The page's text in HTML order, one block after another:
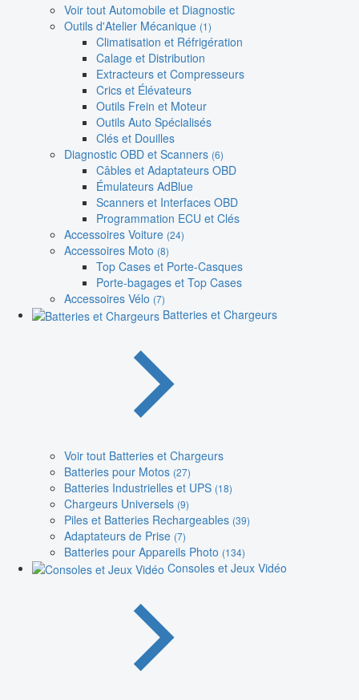
Voir tout Automobile et Diagnostic
Outils d'Atelier Mécanique (1)
Climatisation et Réfrigération
Calage et Distribution
Extracteurs et Compresseurs
Crics et Élévateurs
Outils Frein et Moteur
Outils Auto Spécialisés
Clés et Douilles
Diagnostic OBD et Scanners (6)
Câbles et Adaptateurs OBD
Émulateurs AdBlue
Scanners et Interfaces OBD
Programmation ECU et Clés
Accessoires Voiture (24)
Accessoires Moto (8)
Top Cases et Porte-Casques
Porte-bagages et Top Cases
Accessoires Vélo (7)
Batteries et Chargeurs
Voir tout Batteries et Chargeurs
Batteries pour Motos (27)
Batteries Industrielles et UPS (18)
Chargeurs Universels (9)
Piles et Batteries Rechargeables (39)
Adaptateurs de Prise (7)
Batteries pour Appareils Photo (134)
Consoles et Jeux Vidéo